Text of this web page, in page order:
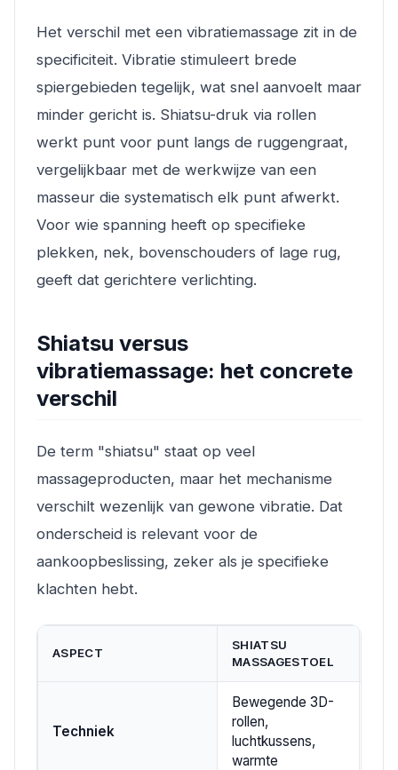
Het verschil met een vibratiemassage zit in de
specificiteit. Vibratie stimuleert brede
spiergebieden tegelijk, wat snel aanvoelt maar
minder gericht is. Shiatsu-druk via rollen
werkt punt voor punt langs de ruggengraat,
vergelijkbaar met de werkwijze van een
masseur die systematisch elk punt afwerkt.
Voor wie spanning heeft op specifieke
plekken, nek, bovenschouders of lage rug,
geeft dat gerichtere verlichting.
Shiatsu versus
vibratiemassage: het concrete
verschil
De term "shiatsu" staat op veel
massageproducten, maar het mechanisme
verschilt wezenlijk van gewone vibratie. Dat
onderscheid is relevant voor de
aankoopbeslissing, zeker als je specifieke
klachten hebt.
ASPECT
SHIATSU
MASSAGESTOEL
Techniek
Bewegende 3D-
rollen,
luchtkussens,
warmte